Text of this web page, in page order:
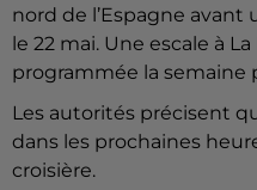
nord de l’Espagne avant
le 22 mai. Une escale à
programmée la semaine
Les autorités précisent
dans les prochaines
croisière.